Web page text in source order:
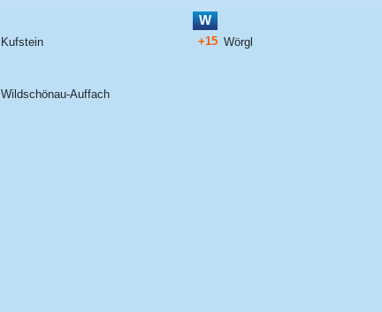
Kufstein
Wildschönau-Auffach
W
+15 Wörgl